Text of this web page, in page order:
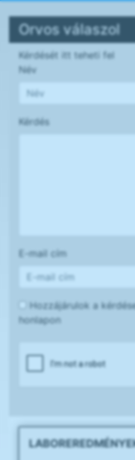
Orvos válaszol
Kérdését itt teheti fel
Név
Kérdés
E-mail cím
Hozzájárulok a
honlapon